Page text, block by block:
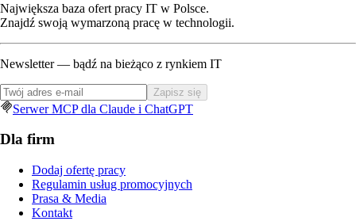
Największa baza ofert pracy IT w Polsce.
Znajdź swoją wymarzoną pracę w technologii.
Newsletter — bądź na bieżąco z rynkiem IT
Zapisz się
Serwer MCP dla Claude i ChatGPT
Dla firm
Dodaj ofertę pracy
Regulamin usług promocyjnych
Prasa & Media
Kontakt